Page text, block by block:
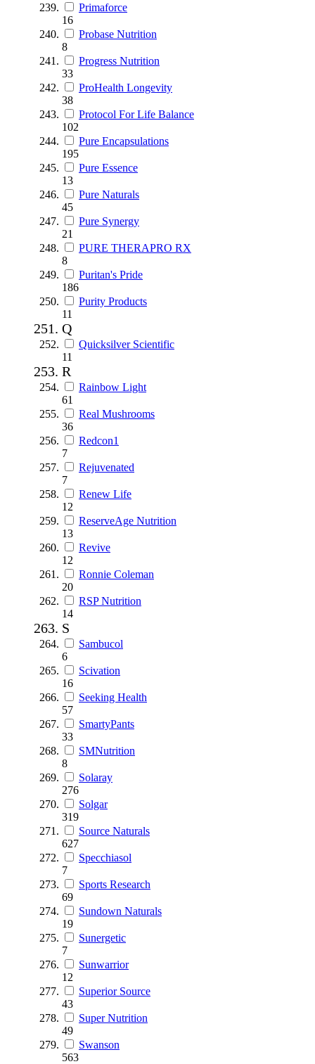
Primaforce
16
Probase Nutrition
8
Progress Nutrition
33
ProHealth Longevity
38
Protocol For Life Balance
102
Pure Encapsulations
195
Pure Essence
13
Pure Naturals
45
Pure Synergy
21
PURE THERAPRO RX
8
Puritan's Pride
186
Purity Products
11
Q
Quicksilver Scientific
11
R
Rainbow Light
61
Real Mushrooms
36
Redcon1
7
Rejuvenated
7
Renew Life
12
ReserveAge Nutrition
13
Revive
12
Ronnie Coleman
20
RSP Nutrition
14
S
Sambucol
6
Scivation
16
Seeking Health
57
SmartyPants
33
SMNutrition
8
Solaray
276
Solgar
319
Source Naturals
627
Specchiasol
7
Sports Research
69
Sundown Naturals
19
Sunergetic
7
Sunwarrior
12
Superior Source
43
Super Nutrition
49
Swanson
563